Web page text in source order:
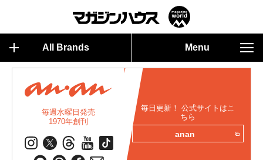
All Brands Menu
毎週水曜日発売
1970年創刊
毎日更新！ 公式サイトはこ
ちら
anan